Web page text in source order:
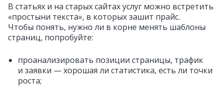
В статьях и на старых сайтах услуг можно встретить
«простыни текста», в которых зашит прайс.
Чтобы понять, нужно ли в корне менять шаблоны
страниц, попробуйте:
проанализировать позиции страницы, трафик
и заявки — хорошая ли статистика, есть ли точки
роста;